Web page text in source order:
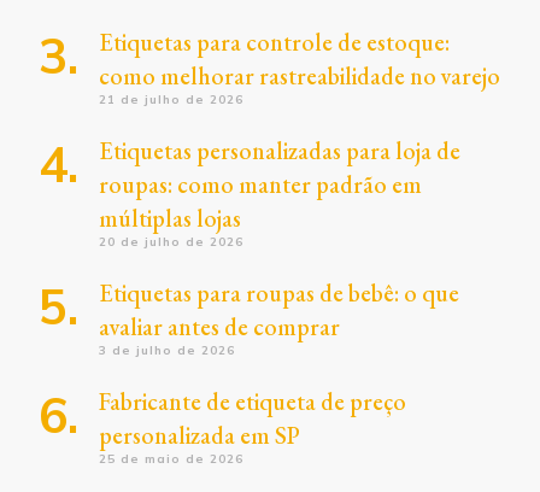
Etiquetas para controle de estoque:
como melhorar rastreabilidade no varejo
21 de julho de 2026
Etiquetas personalizadas para loja de
roupas: como manter padrão em
múltiplas lojas
20 de julho de 2026
Etiquetas para roupas de bebê: o que
avaliar antes de comprar
3 de julho de 2026
Fabricante de etiqueta de preço
personalizada em SP
25 de maio de 2026